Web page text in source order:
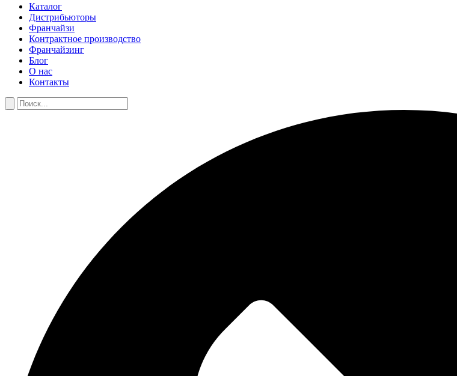
Каталог
Дистрибьюторы
Франчайзи
Контрактное производство
Франчайзинг
Блог
О нас
Контакты